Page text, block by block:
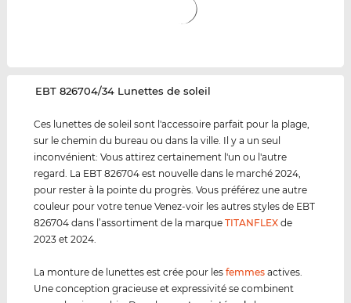
‌EBT 826704/34 Lunettes de soleil
Ces lunettes de soleil sont l'accessoire parfait pour la plage,
sur le chemin du bureau ou dans la ville. Il y a un seul
inconvénient: Vous attirez certainement l'un ou l'autre
regard. La EBT 826704 est nouvelle dans le marché 2024,
pour rester à la pointe du progrès. Vous préférez une autre
couleur pour votre tenue Venez-voir les autres styles de EBT
826704 dans l’assortiment de la marqueTITANFLEX de
2023 et 2024.
La monture de lunettes est crée pour lesfemmes actives.
Une conception gracieuse et expressivité se combinent